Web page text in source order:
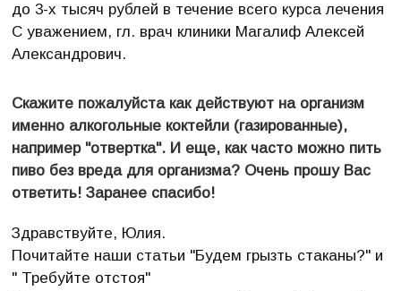
до 3-х тысяч рублей в течение всего курса лечения
С уважением, гл. врач клиники Магалиф Алексей
Александрович.
Скажите пожалуйста как действуют на организм
именно алкогольные коктейли (газированные),
например "отвертка". И еще, как часто можно пить
пиво без вреда для организма? Очень прошу Вас
ответить! Заранее спасибо!
Здравствуйте, Юлия.
Почитайте наши статьи "Будем грызть стаканы?" и
" Требуйте отстоя"